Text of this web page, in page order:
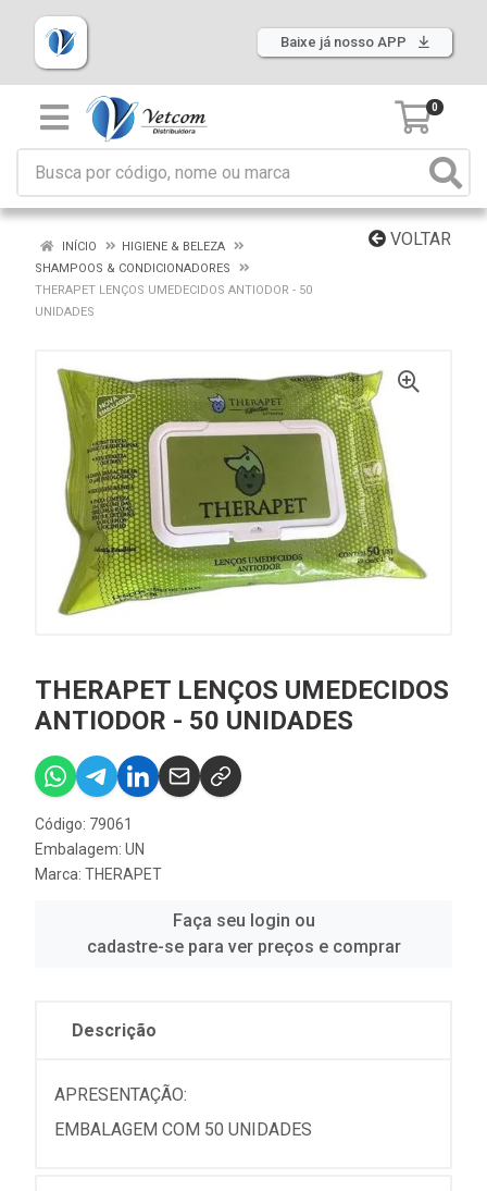
Baixe já nosso APP
0
VOLTAR
INÍCIO
HIGIENE & BELEZA
SHAMPOOS & CONDICIONADORES
THERAPET LENÇOS UMEDECIDOS ANTIODOR - 50
UNIDADES
THERAPET LENÇOS UMEDECIDOS
ANTIODOR - 50 UNIDADES
Código: 79061
Embalagem: UN
Marca: THERAPET
Faça seu login ou
cadastre-se para ver preços e comprar
Descrição
APRESENTAÇÃO:
EMBALAGEM COM 50 UNIDADES